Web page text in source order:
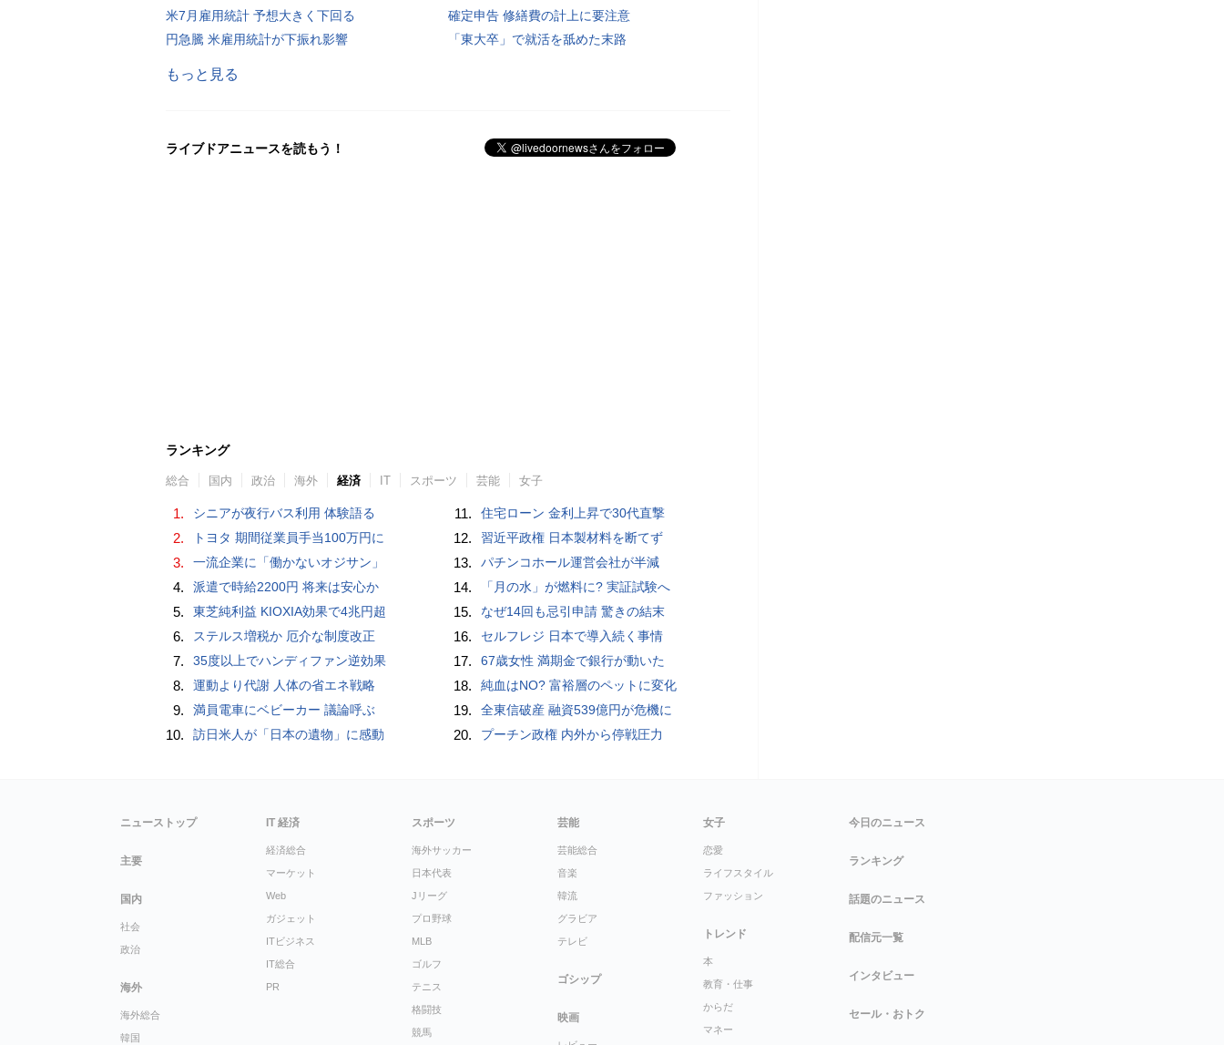
米7月雇用統計 予想大きく下回る
円急騰 米雇用統計が下振れ影響
確定申告 修繕費の計上に要注意
「東大卒」で就活を舐めた末路
もっと見る
ライブドアニュースを読もう！
ランキング
総合 国内 政治 海外 経済 IT スポーツ 芸能 女子
1. シニアが夜行バス利用 体験語る
2. トヨタ 期間従業員手当100万円に
3. 一流企業に「働かないオジサン」
4. 派遣で時給2200円 将来は安心か
5. 東芝純利益 KIOXIA効果で4兆円超
6. ステルス増税か 厄介な制度改正
7. 35度以上でハンディファン逆効果
8. 運動より代謝 人体の省エネ戦略
9. 満員電車にベビーカー 議論呼ぶ
10. 訪日米人が「日本の遺物」に感動
11. 住宅ローン 金利上昇で30代直撃
12. 習近平政権 日本製材料を断てず
13. パチンコホール運営会社が半減
14. 「月の水」が燃料に? 実証試験へ
15. なぜ14回も忌引申請 驚きの結末
16. セルフレジ 日本で導入続く事情
17. 67歳女性 満期金で銀行が動いた
18. 純血はNO? 富裕層のペットに変化
19. 全東信破産 融資539億円が危機に
20. プーチン政権 内外から停戦圧力
ニューストップ
主要
国内
社会
政治
海外
海外総合
韓国
IT 経済
経済総合
マーケット
Web
ガジェット
ITビジネス
IT総合
PR
スポーツ
海外サッカー
日本代表
Jリーグ
プロ野球
MLB
ゴルフ
テニス
格闘技
競馬
芸能
芸能総合
音楽
韓流
グラビア
テレビ
ゴシップ
映画
女子
恋愛
ライフスタイル
ファッション
トレンド
本
教育・仕事
からだ
マネー
今日のニュース
ランキング
話題のニュース
配信元一覧
インタビュー
セール・おトク